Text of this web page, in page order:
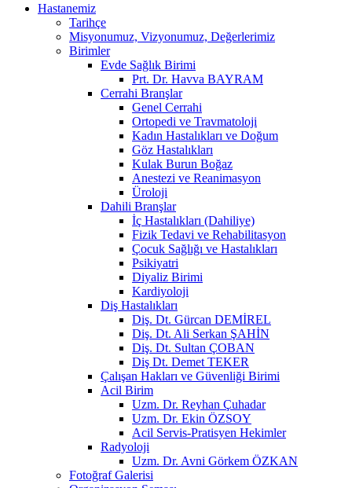
Hastanemiz
Tarihçe
Misyonumuz, Vizyonumuz, Değerlerimiz
Birimler
Evde Sağlık Birimi
Prt. Dr. Havva BAYRAM
Cerrahi Branşlar
Genel Cerrahi
Ortopedi ve Travmatoloji
Kadın Hastalıkları ve Doğum
Göz Hastalıkları
Kulak Burun Boğaz
Anestezi ve Reanimasyon
Üroloji
Dahili Branşlar
İç Hastalıkları (Dahiliye)
Fizik Tedavi ve Rehabilitasyon
Çocuk Sağlığı ve Hastalıkları
Psikiyatri
Diyaliz Birimi
Kardiyoloji
Diş Hastalıkları
Diş. Dt. Gürcan DEMİREL
Diş. Dt. Ali Serkan ŞAHİN
Diş. Dt. Sultan ÇOBAN
Diş Dt. Demet TEKER
Çalışan Hakları ve Güvenliği Birimi
Acil Birim
Uzm. Dr. Reyhan Çuhadar
Uzm. Dr. Ekin ÖZSOY
Acil Servis-Pratisyen Hekimler
Radyoloji
Uzm. Dr. Avni Görkem ÖZKAN
Fotoğraf Galerisi